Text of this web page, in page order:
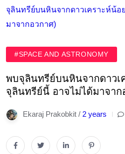
จุลินทรีย์บนหินจากดาวเคราะห์น้อ
มาจากอวกาศ)
#SPACE AND ASTRONOMY
พบจุลินทรีย์บนหินจากดาวเ
จุลินทรีย์นี้ อาจไม่ได้มาจาก
Ekaraj Prakobkit / 2 years